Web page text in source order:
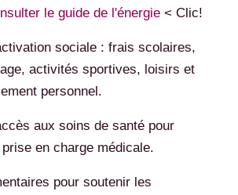
le guide de l'énergie < Clic!
sociale : frais scolaires,
activités sportives, loisirs et
personnel.
aux soins de santé pour
en charge médicale.
pour soutenir les